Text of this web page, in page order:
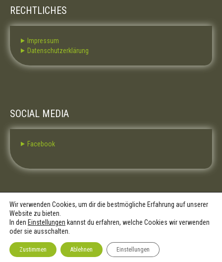
RECHTLICHES
⯈ Impressum
⯈ Datenschutzerklärung
SOCIAL MEDIA
⯈ Facebook
SKT Gardening Lite
Wir verwenden Cookies, um dir die bestmögliche Erfahrung auf unserer
Website zu bieten.
In den Einstellungen kannst du erfahren, welche Cookies wir verwenden
oder sie ausschalten.
Zustimmen Ablehnen Einstellungen